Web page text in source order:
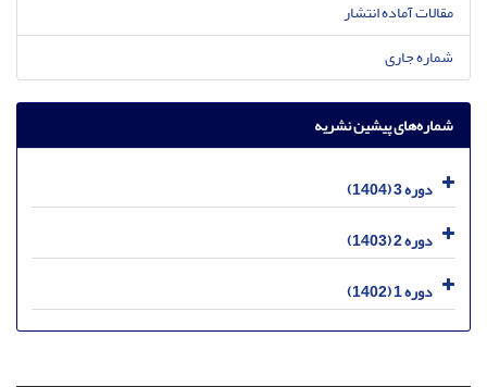
مقالات آماده انتشار
شماره جاری
شماره‌های پیشین نشریه
دوره 3 (1404)
دوره 2 (1403)
دوره 1 (1402)